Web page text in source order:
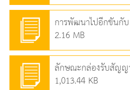
การพัฒนาไปอีกขั้นกับ
2.16 MB
ลักษณะกล่องรับสัญ
1,013.44 KB